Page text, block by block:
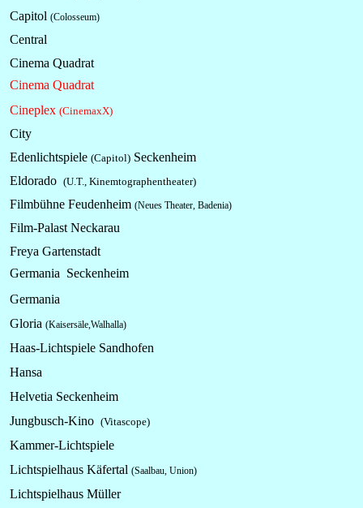
Capitol (Colosseum)
Central
Cinema Quadrat
Cinema Quadrat
Cineplex (CinemaxX)
City
Edenlichtspiele (Capitol) Seckenheim
Eldorado (U.T., Kinemtographentheater)
Filmbühne Feudenheim (Neues Theater, Badenia)
Film-Palast Neckarau
Freya Gartenstadt
Germania Seckenheim
Germania
Gloria (Kaisersäle,Walhalla)
Haas-Lichtspiele Sandhofen
Hansa
Helvetia Seckenheim
Jungbusch-Kino (Vitascope)
Kammer-Lichtspiele
Lichtspielhaus Käfertal (Saalbau, Union)
Lichtspielhaus Müller